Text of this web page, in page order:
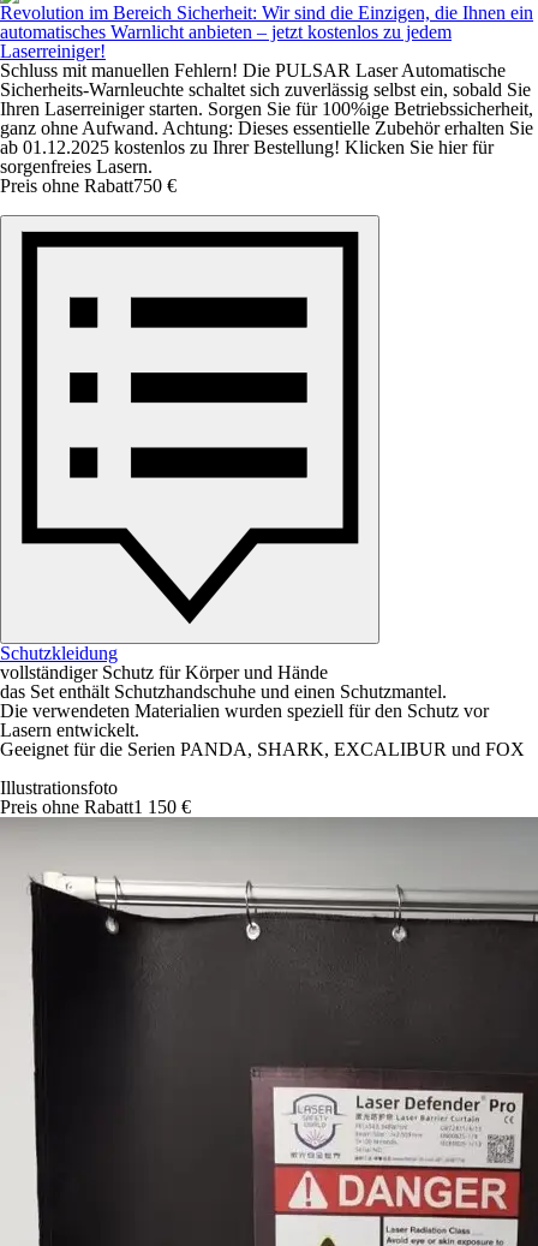
Revolution im Bereich Sicherheit: Wir sind die Einzigen, die Ihnen ein
automatisches Warnlicht anbieten – jetzt kostenlos zu jedem
Laserreiniger!
Schluss mit manuellen Fehlern! Die PULSAR Laser Automatische
Sicherheits-Warnleuchte schaltet sich zuverlässig selbst ein, sobald Sie
Ihren Laserreiniger starten. Sorgen Sie für 100%ige Betriebssicherheit,
ganz ohne Aufwand. Achtung: Dieses essentielle Zubehör erhalten Sie
ab 01.12.2025 kostenlos zu Ihrer Bestellung! Klicken Sie hier für
sorgenfreies Lasern.
Preis ohne Rabatt750 €
Schutzkleidung
vollständiger Schutz für Körper und Hände
das Set enthält Schutzhandschuhe und einen Schutzmantel.
Die verwendeten Materialien wurden speziell für den Schutz vor
Lasern entwickelt.
Geeignet für die Serien PANDA, SHARK, EXCALIBUR und FOX
Illustrationsfoto
Preis ohne Rabatt1 150 €